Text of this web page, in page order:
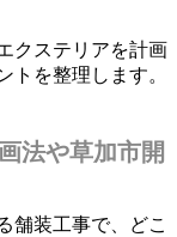
クステリアを計画
トを整理します。
法や草加市開
舗装工事で、どこ